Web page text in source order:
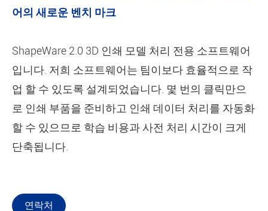
어의 새로운 벤치 마크
ShapeWare 2.0 3D 인쇄 모델 처리 전용 소프트웨어
입니다. 저희 소프트웨어는 팀이보다 효율적으로 작
업 할 수 있도록 설계되었습니다. 몇 번의 클릭만으
로 인쇄 부품을 준비하고 인쇄 데이터 처리를 자동화
할 수 있으므로 학습 비용과 사전 처리 시간이 크게
단축됩니다.
연락처